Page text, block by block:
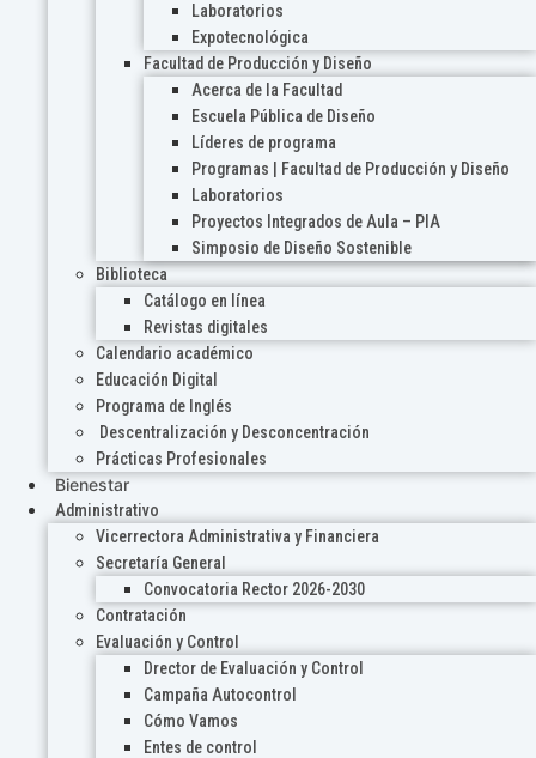
Laboratorios
Expotecnológica
Facultad de Producción y Diseño
Acerca de la Facultad
Escuela Pública de Diseño
Líderes de programa
Programas | Facultad de Producción y Diseño
Laboratorios
Proyectos Integrados de Aula – PIA
Simposio de Diseño Sostenible
Biblioteca
Catálogo en línea
Revistas digitales
Calendario académico
Educación Digital
Programa de Inglés
Descentralización y Desconcentración
Prácticas Profesionales
Bienestar
Administrativo
Vicerrectora Administrativa y Financiera
Secretaría General
Convocatoria Rector 2026-2030
Contratación
Evaluación y Control
Drector de Evaluación y Control
Campaña Autocontrol
Cómo Vamos
Entes de control